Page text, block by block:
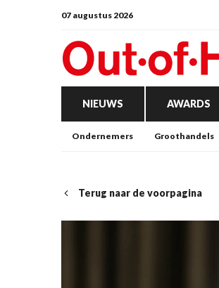
07 augustus 2026
NIEUWS AWARDS
Ondernemers Groothandels
Terug naar de voorpagina